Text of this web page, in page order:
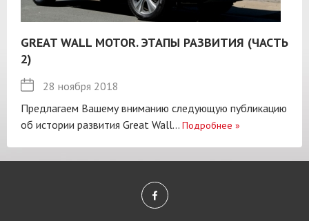
GREAT WALL MOTOR. ЭТАПЫ РАЗВИТИЯ (ЧАСТЬ
2)
28 ноября 2018
Предлагаем Вашему вниманию следующую публикацию
об истории развития Great Wall... Подробнее »